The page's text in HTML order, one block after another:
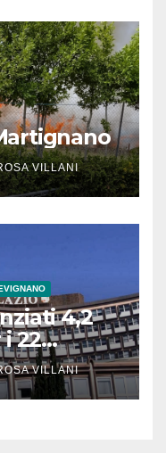
VILLANI
4,2
22
VILLANI